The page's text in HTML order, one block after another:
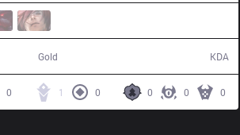
Gold KDA
0 0 0
1 0
0